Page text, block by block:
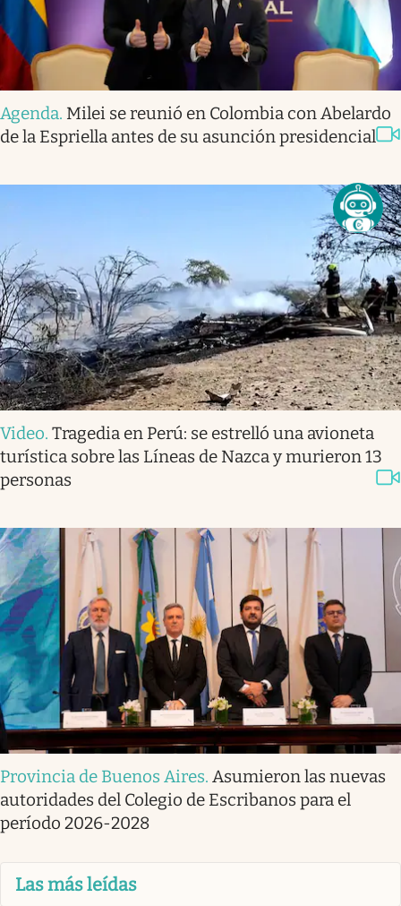
Agenda. Milei se reunió en Colombia con Abelardo
de la Espriella antes de su asunción presidencial
Video. Tragedia en Perú: se estrelló una avioneta
turística sobre las Líneas de Nazca y murieron 13
personas
Provincia de Buenos Aires. Asumieron las nuevas
autoridades del Colegio de Escribanos para el
período 2026-2028
Las más leídas